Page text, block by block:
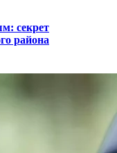
секрет
района